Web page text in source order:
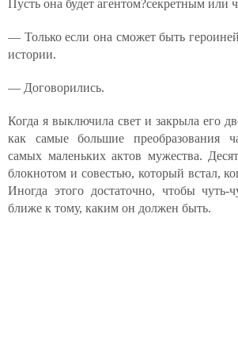
Пусть она будет агентом?секретным или
— Только если она сможет быть
истории.
— Договорились.
Когда я выключила свет и закрыла его
как самые большие преобразования
самых маленьких актов мужества.
блокнотом и совестью, который встал,
Иногда этого достаточно, чтобы чуть-
ближе к тому, каким он должен быть.